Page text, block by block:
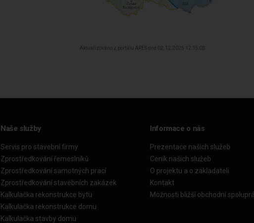
Aktualizováno z portálu ARES dne 02.12.2025 12:15:03
Naše služby
Servis pro stavební firmy
Zprostředkování řemeslníků
Zprostředkování samotných prací
Zprostředkování stavebních zakázek
Kalkulačka rekonstrukce bytu
Kalkulačka rekonstrukce domu
Kalkulačka stavby domu
Informace o nás
Prezentace našich služeb
Ceník našich služeb
O projektu a o zakladateli
Kontakt
Možnosti bližší obchodní